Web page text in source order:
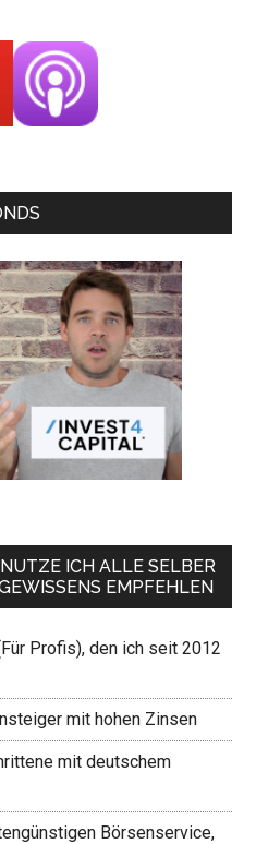
ICH ALLE SELBER
EMPFEHLEN
Profis), den ich seit 2012
mit hohen Zinsen
mit deutschem
Börsenservice,